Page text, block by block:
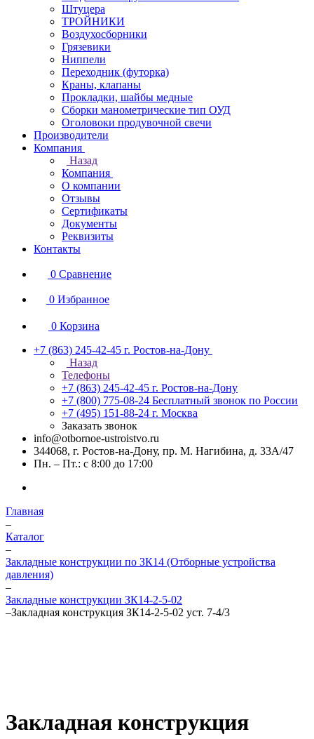
Штуцера
ТРОЙНИКИ
Воздухосборники
Грязевики
Ниппели
Переходник (футорка)
Краны, клапаны
Прокладки, шайбы медные
Сборки манометрические тип ОУД
Оголовоки продувочной свечи
Производители
Компания
Назад
Компания
О компании
Отзывы
Сертификаты
Документы
Реквизиты
Контакты
0 Сравнение
0 Избранное
0 Корзина
+7 (863) 245-42-45 г. Ростов-на-Дону
Назад
Телефоны
+7 (863) 245-42-45 г. Ростов-на-Дону
+7 (800) 775-08-24 Бесплатный звонок по России
+7 (495) 151-88-24 г. Москва
Заказать звонок
info@otbornoe-ustroistvo.ru
344068, г. Ростов-на-Дону, пр. М. Нагибина, д. 33А/47
Пн. – Пт.: с 8:00 до 17:00
Главная
–
Каталог
–
Закладные конструкции по ЗК14 (Отборные устройства
давления)
–
Закладные конструкции ЗК14-2-5-02
–Закладная конструкция ЗК14-2-5-02 уст. 7-4/3
Закладная конструкция